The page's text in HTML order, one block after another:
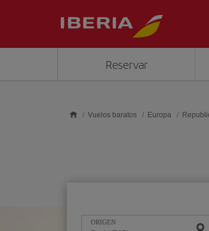
Reservar
Vuelos baratos Europa
ORIGEN